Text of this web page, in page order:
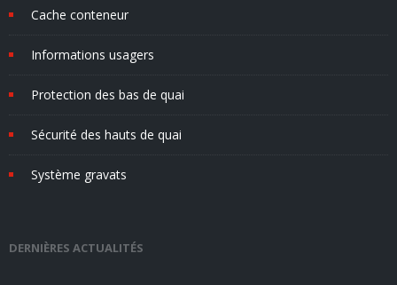
Cache conteneur
Informations usagers
Protection des bas de quai
Sécurité des hauts de quai
Système gravats
DERNIÈRES ACTUALITÉS